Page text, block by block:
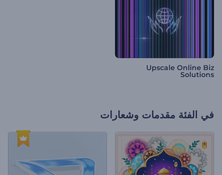
Upscale Online Biz
Solutions
في الفئة مقدمات وشعارات